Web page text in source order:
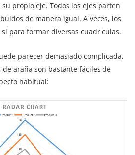
propio eje. Todos los ejes parten
de manera igual. A veces, los
para formar diversas cuadrículas.
parecer demasiado complicada.
de araña son bastante fáciles de
habitual: